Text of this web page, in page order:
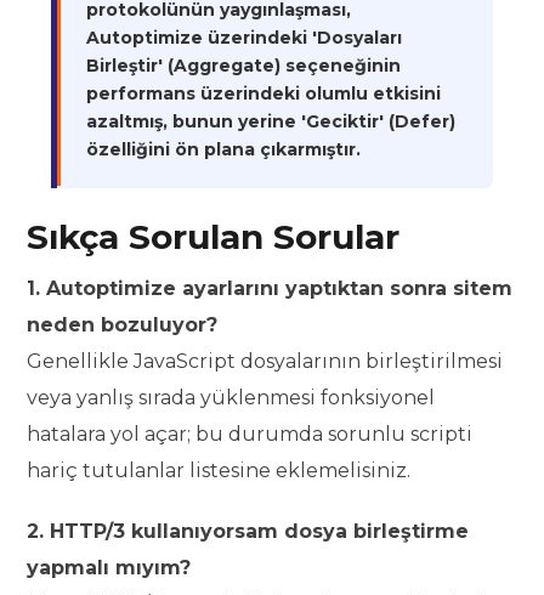
protokolünün yaygınlaşması,
Autoptimize üzerindeki 'Dosyaları
Birleştir' (Aggregate) seçeneğinin
performans üzerindeki olumlu etkisini
azaltmış, bunun yerine 'Geciktir' (Defer)
özelliğini ön plana çıkarmıştır.
Sıkça Sorulan Sorular
1. Autoptimize ayarlarını yaptıktan sonra sitem
neden bozuluyor?
Genellikle JavaScript dosyalarının birleştirilmesi
veya yanlış sırada yüklenmesi fonksiyonel
hatalara yol açar; bu durumda sorunlu scripti
hariç tutulanlar listesine eklemelisiniz.
2. HTTP/3 kullanıyorsam dosya birleştirme
yapmalı mıyım?